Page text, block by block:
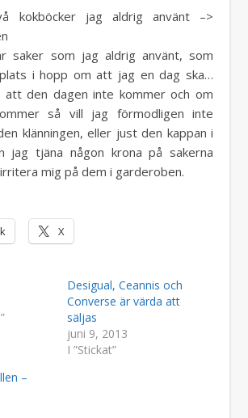
kokböcker jag aldrig använt –>
saker som jag aldrig använt, som
i hopp om att jag en dag ska…
att den dagen inte kommer och om
så vill jag förmodligen inte
klänningen, eller just den kappan i
jag tjäna någon krona på sakerna
mig på dem i garderoben.
X
Desigual, Ceannis och
Converse är värda att
säljas
juni 9, 2013
I ”Stickat”
–